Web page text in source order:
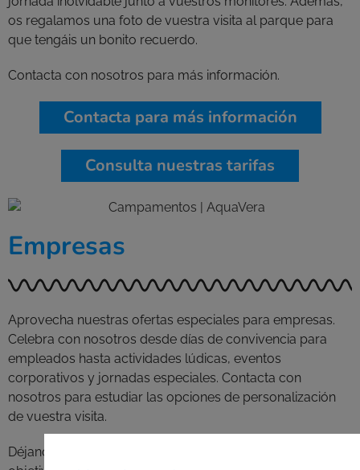
os regalamos una foto de vuestra visita al parque para
que tengáis un bonito recuerdo.
Contacta con nosotros para más información.
Contacta para más información
Consulta nuestras tarifas
Empresas
Aprovecha nuestras ofertas especiales para empresas.
Celebra con nosotros desde días de convivencia para
empleados hasta actividades lúdicas, eventos
corporativos y jornadas especiales. Contacta con
nosotros para estudiar las opciones de personalización
de vuestra visita.
Déjanos aportar nuestra creatividad para alcanzar tus